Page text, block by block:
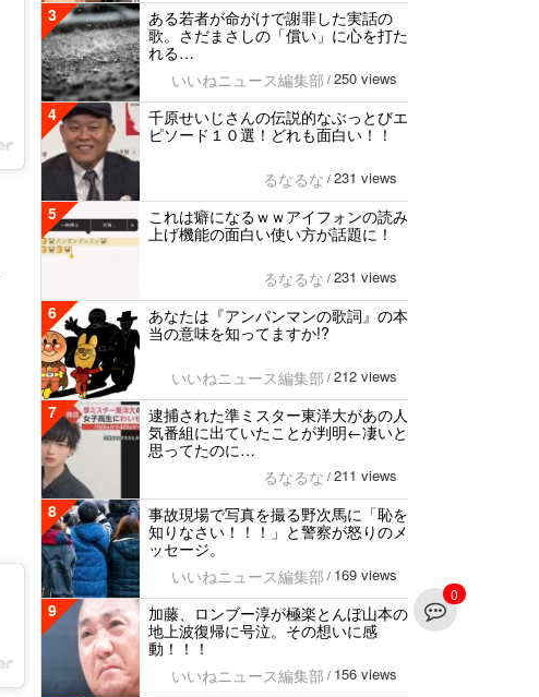
0
3
ある若者が命がけで謝罪した実話の
歌。さだまさしの「償い」に心を打た
れる…
いいねニュース編集部 / 250 views
4
千原せいじさんの伝説的なぶっとびエ
ピソード１０選！どれも面白い！！
るなるな / 231 views
5
これは癖になるｗｗアイフォンの読み
上げ機能の面白い使い方が話題に！
るなるな / 231 views
6
あなたは『アンパンマンの歌詞』の本
当の意味を知ってますか!?
いいねニュース編集部 / 212 views
7
逮捕された準ミスター東洋大があの人
気番組に出ていたことが判明←凄いと
思ってたのに…
るなるな / 211 views
8
事故現場で写真を撮る野次馬に「恥を
知りなさい！！！」と警察が怒りのメ
ッセージ。
いいねニュース編集部 / 169 views
9
加藤、ロンブー淳が極楽とんぼ山本の
地上波復帰に号泣。その想いに感
動！！！
いいねニュース編集部 / 156 views